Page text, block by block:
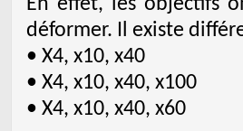
En effet, les objectifs
déformer. Il existe
• X4, x10, x40
• X4, x10, x40, x100
• X4, x10, x40, x60